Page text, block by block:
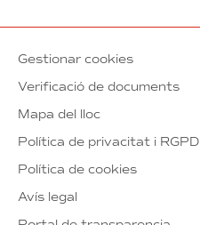
Gestionar cookies
Verificació de documents
Mapa del lloc
Política de privacitat i RGPD
Política de cookies
Avís legal